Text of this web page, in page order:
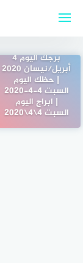
برجك اليوم 4
أبريل/نيسان 2020
| حظك اليوم
السبت 4-4-2020
| ابراج اليوم
السبت 4\4\2020